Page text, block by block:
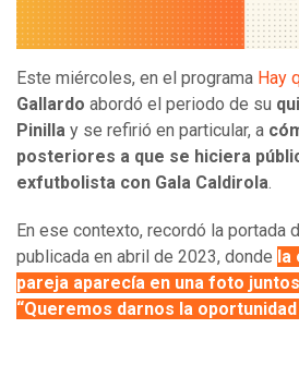
Este miércoles, en el programa Hay
Gallardo abordó el periodo de su
Pinilla y se refirió en particular, a
posteriores a que se hiciera
exfutbolista con Gala Caldirola.
En ese contexto, recordó la portada
publicada en abril de 2023, donde la
pareja aparecía en una foto
“Queremos darnos la